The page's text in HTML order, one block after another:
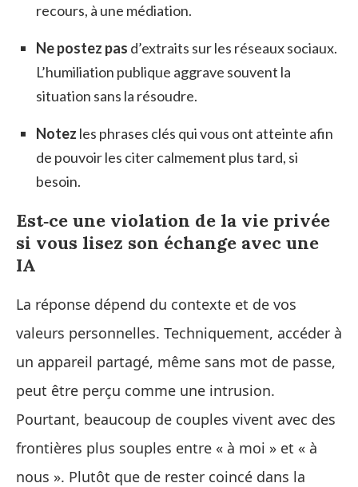
recours, à une médiation.
Ne postez pas d’extraits sur les réseaux sociaux.
L’humiliation publique aggrave souvent la
situation sans la résoudre.
Notez les phrases clés qui vous ont atteinte afin
de pouvoir les citer calmement plus tard, si
besoin.
Est‑ce une violation de la vie privée
si vous lisez son échange avec une
IA
La réponse dépend du contexte et de vos
valeurs personnelles. Techniquement, accéder à
un appareil partagé, même sans mot de passe,
peut être perçu comme une intrusion.
Pourtant, beaucoup de couples vivent avec des
frontières plus souples entre « à moi » et « à
nous ». Plutôt que de rester coincé dans la